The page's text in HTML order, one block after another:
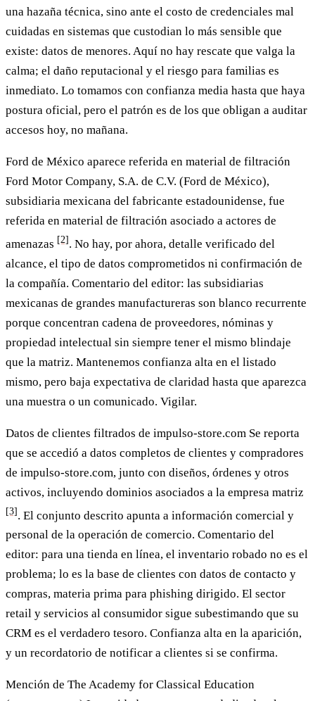
una hazaña técnica, sino ante el costo de credenciales mal
cuidadas en sistemas que custodian lo más sensible que
existe: datos de menores. Aquí no hay rescate que valga la
calma; el daño reputacional y el riesgo para familias es
inmediato. Lo tomamos con confianza media hasta que haya
postura oficial, pero el patrón es de los que obligan a auditar
accesos hoy, no mañana.
Ford de México aparece referida en material de filtración
Ford Motor Company, S.A. de C.V. (Ford de México),
subsidiaria mexicana del fabricante estadounidense, fue
referida en material de filtración asociado a actores de
amenazas [2]. No hay, por ahora, detalle verificado del
alcance, el tipo de datos comprometidos ni confirmación de
la compañía. Comentario del editor: las subsidiarias
mexicanas de grandes manufactureras son blanco recurrente
porque concentran cadena de proveedores, nóminas y
propiedad intelectual sin siempre tener el mismo blindaje
que la matriz. Mantenemos confianza alta en el listado
mismo, pero baja expectativa de claridad hasta que aparezca
una muestra o un comunicado. Vigilar.
Datos de clientes filtrados de impulso-store.com Se reporta
que se accedió a datos completos de clientes y compradores
de impulso-store.com, junto con diseños, órdenes y otros
activos, incluyendo dominios asociados a la empresa matriz
[3]. El conjunto descrito apunta a información comercial y
personal de la operación de comercio. Comentario del
editor: para una tienda en línea, el inventario robado no es el
problema; lo es la base de clientes con datos de contacto y
compras, materia prima para phishing dirigido. El sector
retail y servicios al consumidor sigue subestimando que su
CRM es el verdadero tesoro. Confianza alta en la aparición,
y un recordatorio de notificar a clientes si se confirma.
Mención de The Academy for Classical Education